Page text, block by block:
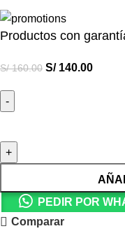
Productos con
S/160.00 S/140.00
PEDIR POR
Comparar